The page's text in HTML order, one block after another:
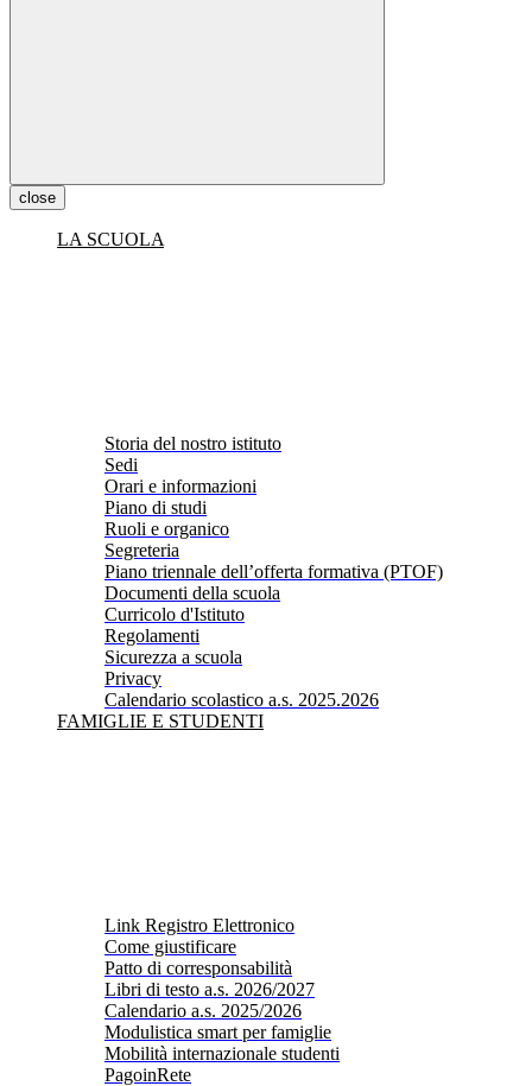
close
LA SCUOLA
Storia del nostro istituto
Sedi
Orari e informazioni
Piano di studi
Ruoli e organico
Segreteria
Piano triennale dell’offerta formativa (PTOF)
Documenti della scuola
Curricolo d'Istituto
Regolamenti
Sicurezza a scuola
Privacy
Calendario scolastico a.s. 2025.2026
FAMIGLIE E STUDENTI
Link Registro Elettronico
Come giustificare
Patto di corresponsabilità
Libri di testo a.s. 2026/2027
Calendario a.s. 2025/2026
Modulistica smart per famiglie
Mobilità internazionale studenti
PagoinRete